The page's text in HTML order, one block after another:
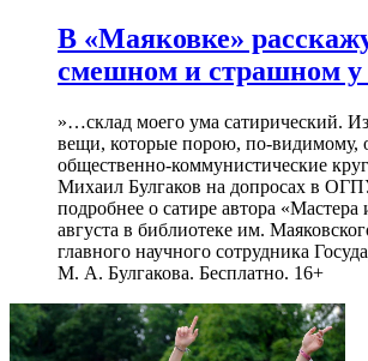
В «Маяковке»
смешном и страшном у
»…склад моего ума сатирический.
вещи, которые порою, по-видимому,
общественно-коммунистические
Михаил Булгаков на допросах в
подробнее о сатире автора
августа в библиотеке им.
главного научного сотрудника
М. А. Булгакова. Бесплатно. 16+